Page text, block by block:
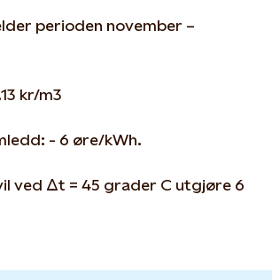
perioden november –
kr/m3
- 6 øre/kWh.
ved Δt = 45 grader C utgjøre 6